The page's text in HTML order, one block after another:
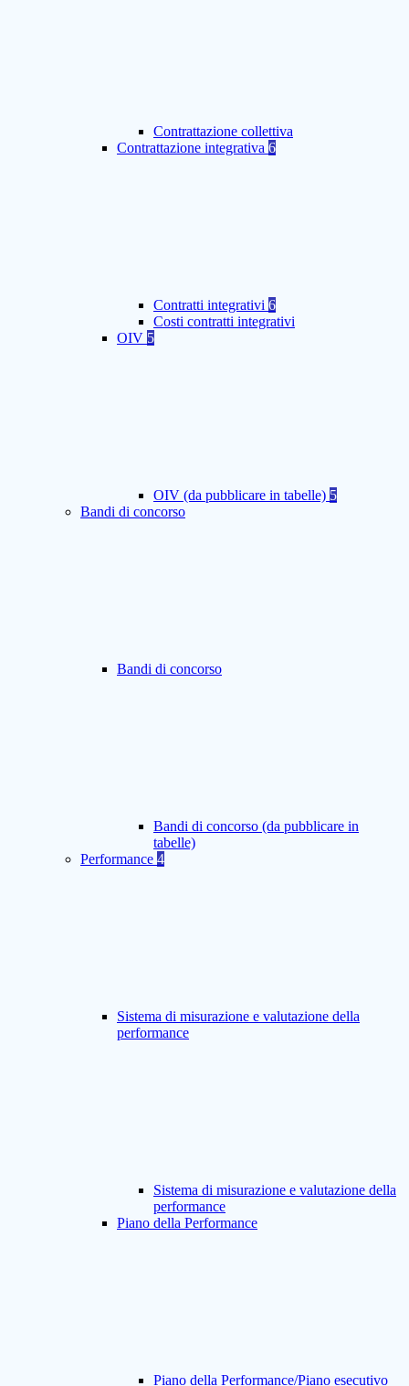
Contrattazione collettiva
Contrattazione integrativa 6
Contratti integrativi 6
Costi contratti integrativi
OIV 5
OIV (da pubblicare in tabelle) 5
Bandi di concorso
Bandi di concorso
Bandi di concorso (da pubblicare in
tabelle)
Performance 4
Sistema di misurazione e valutazione della
performance
Sistema di misurazione e valutazione della
performance
Piano della Performance
Piano della Performance/Piano esecutivo